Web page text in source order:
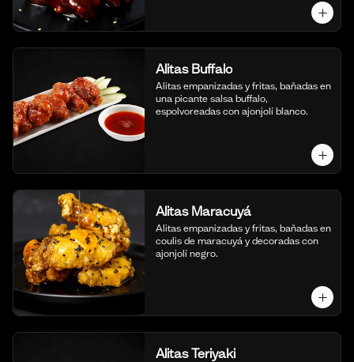
Alitas Buffalo
Alitas empanizadas y fritas, bañadas en
una picante salsa buffalo,
espolvoreadas con ajonjolí blanco.
Alitas Maracuyá
Alitas empanizadas y fritas, bañadas en
coulis de maracuyá y decoradas con
ajonjolí negro.
Alitas Teriyaki